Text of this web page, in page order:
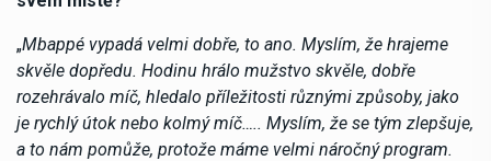
„Mbappé vypadá velmi dobře, to ano. Myslím, že hrajeme
skvěle dopředu. Hodinu hrálo mužstvo skvěle, dobře
rozehrávalo míč, hledalo příležitosti různými způsoby, jako
je rychlý útok nebo kolmý míč….. Myslím, že se tým zlepšuje,
a to nám pomůže, protože máme velmi náročný program.